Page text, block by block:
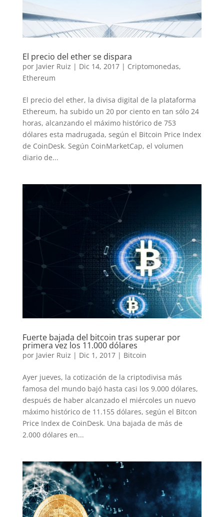
El precio del ether se dispara
por Javier Ruiz | Dic 14, 2017| Criptomonedas,
Ethereum
El precio del ether, la divisa digital de la plataforma
Ethereum, ha subido un 20 por ciento en tan sólo 24
horas, alcanzando el máximo histórico de 753
dólares esta madrugada, según el Bitcoin Price Index
de CoinDesk. Según CoinMarketCap, el volumen
diario de...
Fuerte bajada del bitcoin tras superar por
primera vez los 11.000 dólares
por Javier Ruiz | Dic 1, 2017| Bitcoin
Ayer jueves, la cotización de la criptodivisa más
famosa del mundo bajó hasta casi los 9.000 dólares,
después de haber alcanzado el miércoles un nuevo
máximo histórico de 11.155 dólares, según el Bitcon
Price Index de CoinDesk. Una bajada de más de
2.000 dólares en...